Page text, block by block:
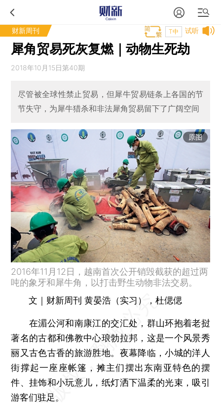
财新周刊 试听
T中
犀角贸易死灰复燃｜动物生死劫
2018年10月15日第40期
尽管被全球性禁止贸易，但犀牛贸易链条上各国的节
节失守，为犀牛猎杀和非法犀角贸易留下了广阔空间
原图
2016年11月12日，越南首次公开销毁截获的超过两
吨的象牙和犀牛角，以打击野生动物非法交易。
文｜财新周刊 黄晏浩（实习），杜偲偲
在湄公河和南康江的交汇处，群山环抱着老挝
著名的古都和佛教中心琅勃拉邦，这是一个风景秀
丽又古色古香的旅游胜地。夜幕降临，小城的洋人
街撑起一座座帐篷，摊主们摆出东南亚特色的摆
件、挂饰和小玩意儿，纸灯洒下温柔的光束，吸引
游客们驻足。